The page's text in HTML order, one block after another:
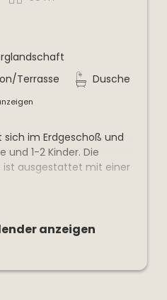
Terrasse Dusche
im Erdgeschoß und
und 1-2 Kinder. Die
ausgestattet mit einer
voll ausgstattet, ein
dabei.anzeigen